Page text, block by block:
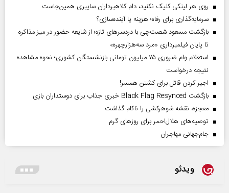
روی هر لینکی کلیک نکنید، دام کلاهبرداران سایبری همین‌جاست
سرمایه‌گذاری برای رفاه؛ هزینه یا آینده‌سازی؟
بازگشت مسعود شصت‌چی با دردسر‌های تازه؛ از شایعه حضور در میز مذاکره
تا پایان فیلمبرداری «مرد سه‌هزارچهره»
استعلام وام ضروری ۷۵ میلیون تومانی بازنشستگان کشوری؛ نحوه مشاهده
نتیجه درخواست
اجیر کردن قاتل برای کشتن همسر!
بازگشت Black Flag Resynced خبری جذاب برای دوستداران بازی
معجزه، نقشه شوهرکشی را ناکام گذاشت
توصیه‌های هلال‌احمر برای روز‌های گرم
جام‌جهانی مهاجران
ویدئو